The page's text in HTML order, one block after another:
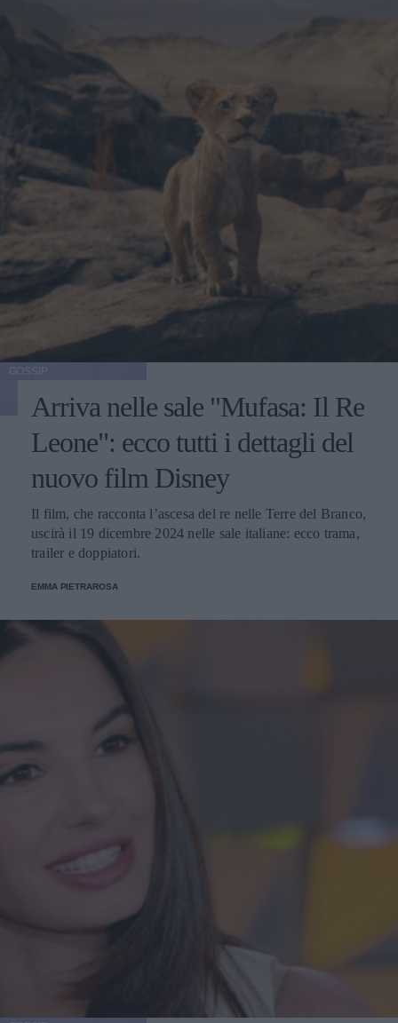
Arriva nelle sale "Mufasa: Il Re
Leone": ecco tutti i dettagli del
nuovo film Disney
Il film, che racconta l’ascesa del re nelle Terre del Branco,
uscirà il 19 dicembre 2024 nelle sale italiane: ecco trama,
trailer e doppiatori.
EMMA PIETRAROSA